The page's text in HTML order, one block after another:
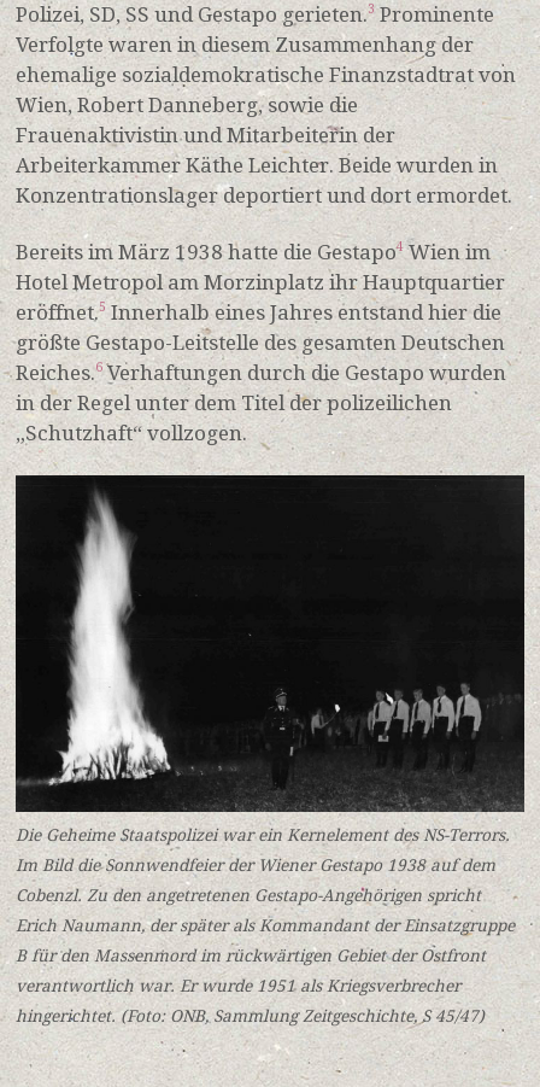
Polizei, SD, SS und Gestapo gerieten.3 Prominente
Verfolgte waren in diesem Zusammenhang der
ehemalige sozialdemokratische Finanzstadtrat von
Wien, Robert Danneberg, sowie die
Frauenaktivistin und Mitarbeiterin der
Arbeiterkammer Käthe Leichter. Beide wurden in
Konzentrationslager deportiert und dort ermordet.
Bereits im März 1938 hatte die Gestapo4Wien im
Hotel Metropol am Morzinplatz ihr Hauptquartier
eröffnet.5 Innerhalb eines Jahres entstand hier die
größte Gestapo-Leitstelle des gesamten Deutschen
Reiches.6Verhaftungen durch die Gestapo wurden
in der Regel unter dem Titel der polizeilichen
„Schutzhaft“ vollzogen.
Die Geheime Staatspolizei war ein Kernelement des NS-Terrors.
Im Bild die Sonnwendfeier der Wiener Gestapo 1938 auf dem
Cobenzl. Zu den angetretenen Gestapo-Angehörigen spricht
Erich Naumann, der später als Kommandant der Einsatzgruppe
B für den Massenmord im rückwärtigen Gebiet der Ostfront
verantwortlich war. Er wurde 1951 als Kriegsverbrecher
hingerichtet. (Foto: ONB, Sammlung Zeitgeschichte, S 45/47)